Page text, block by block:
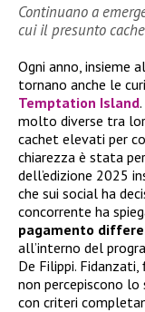
Continuano a
cui il presunto
Ogni anno, insieme
tornano anche le
Temptation Island
molto diverse tra
cachet elevati per
chiarezza è stata
dell’edizione 2025
che sui social ha
concorrente ha
pagamento
all’interno del
De Filippi.
non percepiscono
con criteri